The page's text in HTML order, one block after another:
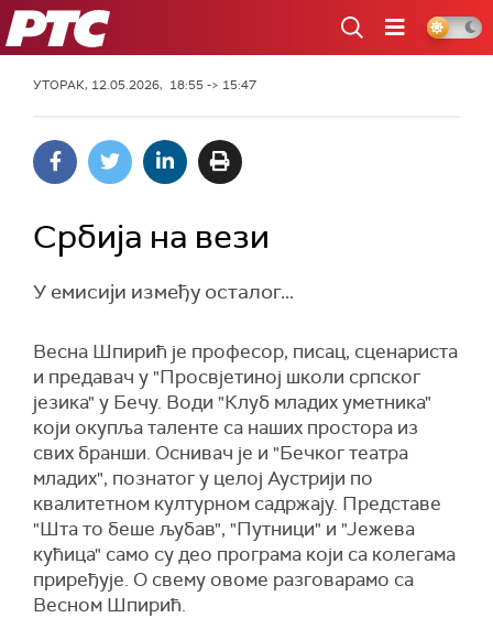
РТС
УТОРАК, 12.05.2026, 18:55 -> 15:47
Србија на вези
У емисији између осталог...
Весна Шпирић је професор, писац, сценариста
и предавач у "Просвјетиној школи српског
језика" у Бечу. Води "Клуб младих уметника"
који окупља таленте са наших простора из
свих бранши. Оснивач је и "Бечког театра
младих", познатог у целој Аустрији по
квалитетном културном садржају. Представе
"Шта то беше љубав", "Путници" и "Јежева
кућица" само су део програма који са колегама
приређује. О свему овоме разговарамо са
Весном Шпирић.